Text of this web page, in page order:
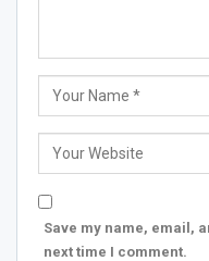
Save my name, email,
next time I comment.